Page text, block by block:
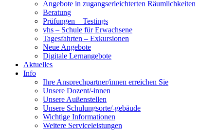
Angebote in zugangserleichterten Räumlichkeiten
Beratung
Prüfungen – Testings
vhs – Schule für Erwachsene
Tagesfahrten – Exkursionen
Neue Angebote
Digitale Lernangebote
Aktuelles
Info
Ihre Ansprechpartner/innen erreichen Sie
Unsere Dozent/-innen
Unsere Außenstellen
Unsere Schulungsorte/-gebäude
Wichtige Informationen
Weitere Serviceleistungen